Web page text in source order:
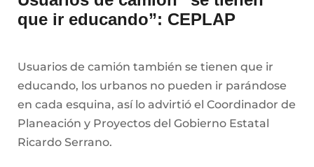
que ir educando”: CEPLAP
Usuarios de camión también se tienen que ir
educando, los urbanos no pueden ir parándose
en cada esquina, así lo advirtió el Coordinador de
Planeación y Proyectos del Gobierno Estatal
Ricardo Serrano.